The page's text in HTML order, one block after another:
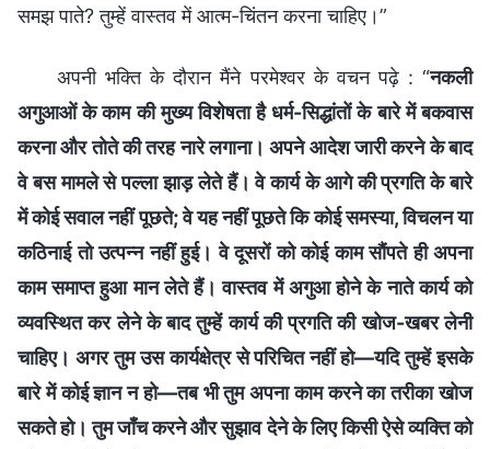
समझ पाते? तुम्हें वास्तव में आत्म-चिंतन करना चाहिए।”
अपनी भक्ति के दौरान मैंने परमेश्वर के वचन पढ़े : “नकली
अगुआओं के काम की मुख्य विशेषता है धर्म-सिद्धांतों के बारे में बकवास
करना और तोते की तरह नारे लगाना। अपने आदेश जारी करने के बाद
वे बस मामले से पल्ला झाड़ लेते हैं। वे कार्य के आगे की प्रगति के बारे
में कोई सवाल नहीं पूछते; वे यह नहीं पूछते कि कोई समस्या, विचलन या
कठिनाई तो उत्पन्न नहीं हुई। वे दूसरों को कोई काम सौंपते ही अपना
काम समाप्त हुआ मान लेते हैं। वास्तव में अगुआ होने के नाते कार्य को
व्यवस्थित कर लेने के बाद तुम्हें कार्य की प्रगति की खोज-खबर लेनी
चाहिए। अगर तुम उस कार्यक्षेत्र से परिचित नहीं हो—यदि तुम्हें इसके
बारे में कोई ज्ञान न हो—तब भी तुम अपना काम करने का तरीका खोज
सकते हो। तुम जाँच करने और सुझाव देने के लिए किसी ऐसे व्यक्ति को